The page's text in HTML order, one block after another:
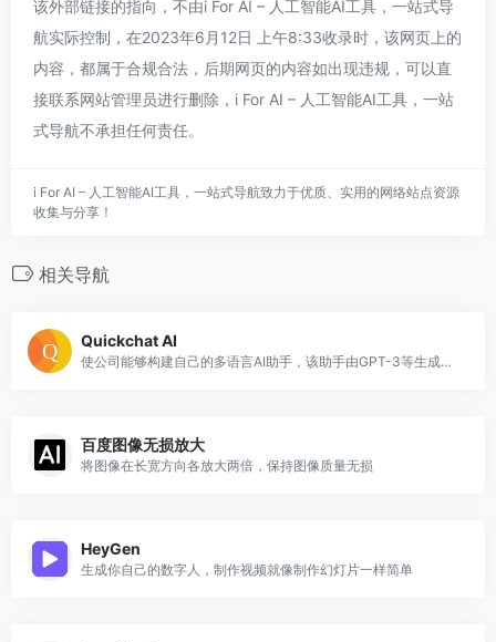
该外部链接的指向，不由i For AI – 人工智能AI工具，一站式导
航实际控制，在2023年6月12日 上午8:33收录时，该网页上的
内容，都属于合规合法，后期网页的内容如出现违规，可以直
接联系网站管理员进行删除，i For AI – 人工智能AI工具，一站
式导航不承担任何责任。
i For AI – 人工智能AI工具，一站式导航致力于优质、实用的网络站点资源
收集与分享！
相关导航
Quickchat AI
使公司能够构建自己的多语言AI助手，该助手由GPT-3等生成性AI模型提供支持。
百度图像无损放大
将图像在长宽方向各放大两倍，保持图像质量无损
HeyGen
生成你自己的数字人，制作视频就像制作幻灯片一样简单